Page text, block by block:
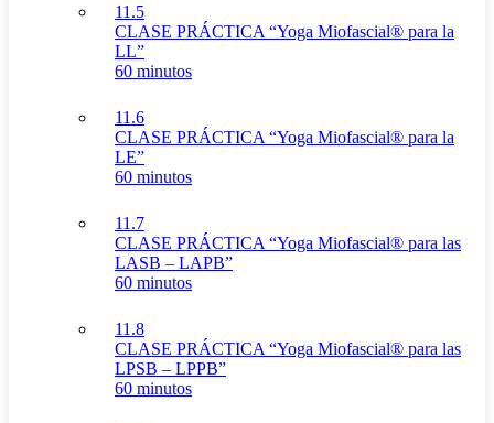
11.5
CLASE PRÁCTICA “Yoga Miofascial® para la
LL”
60 minutos
11.6
CLASE PRÁCTICA “Yoga Miofascial® para la
LE”
60 minutos
11.7
CLASE PRÁCTICA “Yoga Miofascial® para las
LASB – LAPB”
60 minutos
11.8
CLASE PRÁCTICA “Yoga Miofascial® para las
LPSB – LPPB”
60 minutos